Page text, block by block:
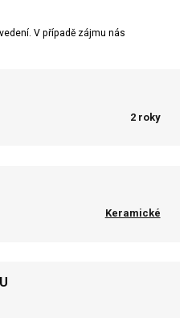
V případě zájmu nás
2 roky
Keramické